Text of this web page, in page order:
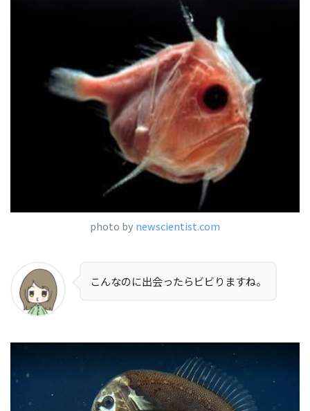
photo by newscientist.com
こんなのに出会ったらビビりますね。